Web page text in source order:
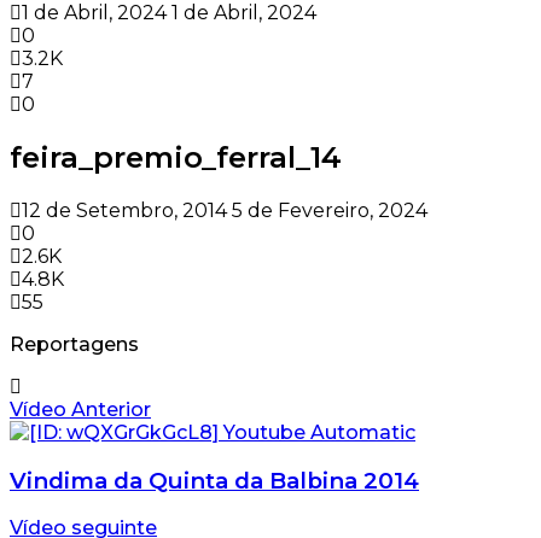
1 de Abril, 2024 1 de Abril, 2024
0
3.2K
7
0
feira_premio_ferral_14
12 de Setembro, 2014 5 de Fevereiro, 2024
0
2.6K
4.8K
55
Reportagens
Vídeo Anterior
Vindima da Quinta da Balbina 2014
Vídeo seguinte